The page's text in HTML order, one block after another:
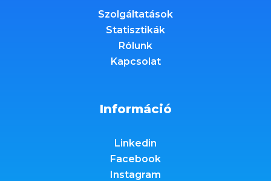
Szolgáltatások
Statisztikák
Rólunk
Kapcsolat
Információ
Linkedin
Facebook
Instagram